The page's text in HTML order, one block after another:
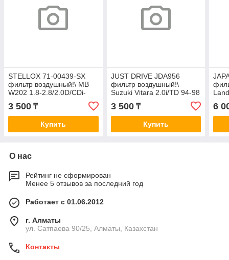
STELLOX 71-00439-SX
фильтр воздушный!\ MB
W202 1.8-2.8/2.0D/CDi-
2.5D/TD 93> / W163 2.3-
5.5 98> A0053
3 500 ₸
Купить
JUST DRIVE JDA956
фильтр воздушный!\
Suzuki Vitara 2.0i/TD 94-98
/ Grand Vitara 1.6-2.5 98>
A956J
3 500₸
Купить
6
О нас
Рейтинг не сформирован
Менее 5 отзывов за последний год
Работает с 01.06.2012
г. Алматы
ул. Сатпаева 90/25, Алматы, Казахстан
Контакты